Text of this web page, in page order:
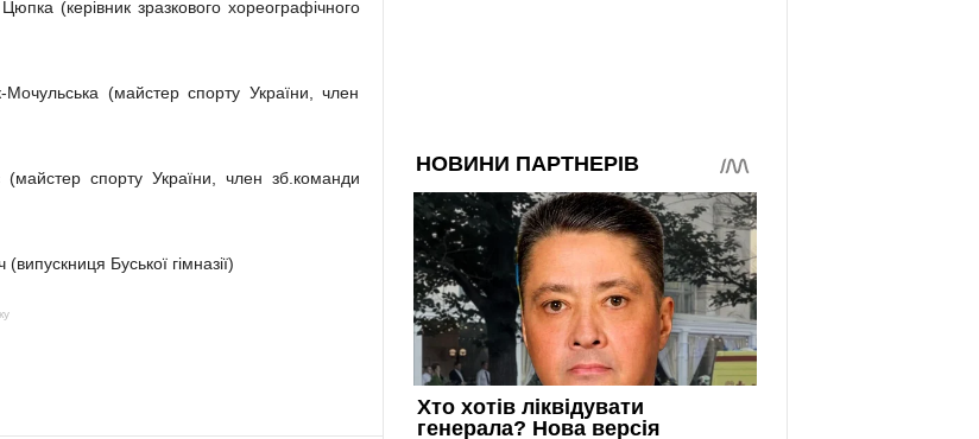
(керівник зразкового хореографічного
(майстер спорту України, член
спорту України, член зб.команди
Буської гімназії)